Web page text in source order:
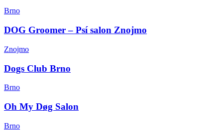
Brno
DOG Groomer – Psí salon Znojmo
Znojmo
Dogs Club Brno
Brno
Oh My Døg Salon
Brno